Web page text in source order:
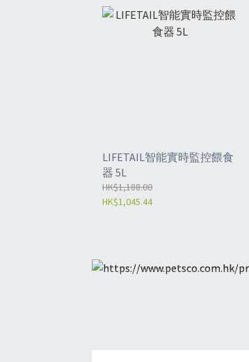
LIFETAIL智能實時監控餵食
器 5L
HK$1,188.00
HK$1,045.44